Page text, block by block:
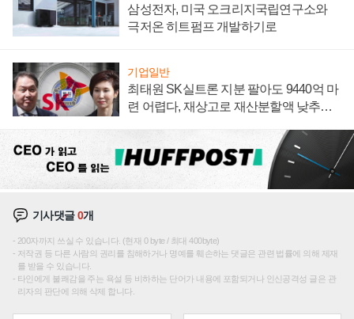
삼성전자, 미국 오크리지국립연구소와
극저온 히트펌프 개발하기로
기업일반
최태원 SK실트론 지분 팔아도 9440억 마
련 어렵다, 재상고로 재산분할액 낮추기
기사댓글0개
200자까지 쓰실 수 있습니다. (현재 0 byte / 최대 400byte)
저작권 등 다른 사람의 권리를 침해하거나 명예를 훼손하는 댓글은 관련 법률에 의해 제재
를 받을 수 있습니다.
타인에게 불쾌감을 주는 욕설 등 비하하는 단어가 내용에 포함되거나 인신공격성 글은 관
리자의 판단에 의해 삭제 합니다.